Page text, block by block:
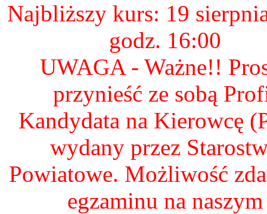
Najbliższy kurs: 19
godz. 16:00
UWAGA - Ważne!!
przynieść ze sobą
Kandydata na Kierowcę
wydany przez
Powiatowe. Możliwość
egzaminu na naszym